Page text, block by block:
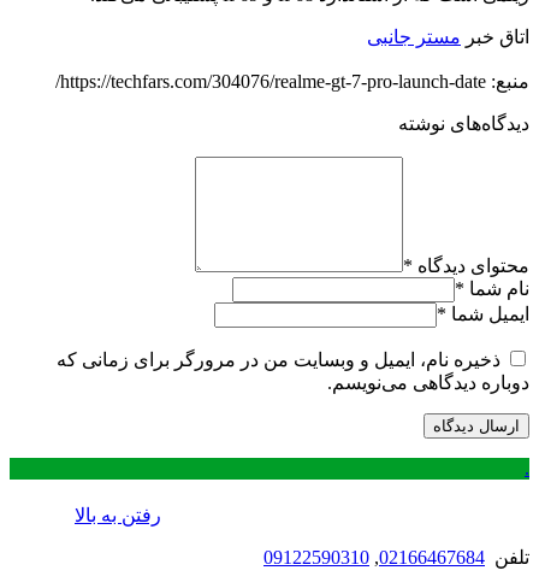
اتاق خبر مستر جانبی
منبع: https://techfars.com/304076/realme-gt-7-pro-launch-date/
دیدگاه‌های نوشته
محتوای دیدگاه *
نام شما *
ایمیل شما *
ذخیره نام، ایمیل و وبسایت من در مرورگر برای زمانی که
دوباره دیدگاهی می‌نویسم.
.
رفتن به بالا
تلفن 02166467684
,
09122590310